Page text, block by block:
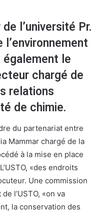
l’université Pr.
le
chargé de
relations
de chimie.
du partenariat entre
Mammar chargé de la
à la mise en place
«des endroits
Une commission
l’USTO, «on va
la conservation des